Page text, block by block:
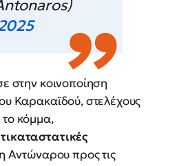
στην κοινοποίηση
Καρακαϊδού, στελέχους
κόμμα,
Αντώναρου προς τις